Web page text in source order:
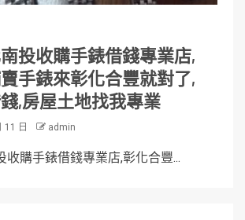
投收購手錶借錢專業店,
手錶來彰化合豐就對了,
,房屋土地找我專業
11 日 admin
收購手錶借錢專業店,彰化合豐...